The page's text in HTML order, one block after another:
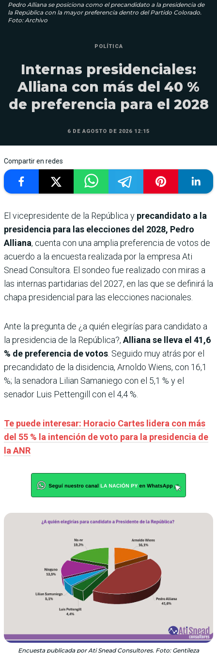
Pedro Alliana se posiciona como el precandidato a la presidencia de
la República con la mayor preferencia dentro del Partido Colorado.
Foto: Archivo
POLÍTICA
Internas presidenciales:
Alliana con más del 40 %
de preferencia para el 2028
6 DE AGOSTO DE 2026 12:15
Compartir en redes
El vicepresidente de la República y precandidato a la
presidencia para las elecciones del 2028, Pedro
Alliana, cuenta con una amplia preferencia de votos de
acuerdo a la encuesta realizada por la empresa Ati
Snead Consultora. El sondeo fue realizado con miras a
las internas partidarias del 2027, en las que se definirá la
chapa presidencial para las elecciones nacionales.
Ante la pregunta de ¿a quién elegirías para candidato a
la presidencia de la República?, Alliana se lleva el 41,6
% de preferencia de votos . Seguido muy atrás por el
precandidato de la disidencia, Arnoldo Wiens, con 16,1
%; la senadora Lilian Samaniego con el 5,1 % y el
senador Luis Pettengill con el 4,4 %.
Te puede interesar: Horacio Cartes lidera con más
del 55 % la intención de voto para la presidencia de
la ANR
Encuesta publicada por Ati Snead Consultores. Foto: Gentileza